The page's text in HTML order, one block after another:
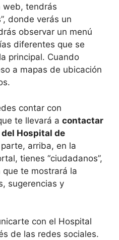
web, tendrás
donde verás un
observar un menú
diferentes que se
principal. Cuando
a mapas de ubicación
contar con
te llevará a contactar
Hospital de
arriba, en la
tienes “ciudadanos”,
te mostrará la
sugerencias y
con el Hospital
de las redes sociales.